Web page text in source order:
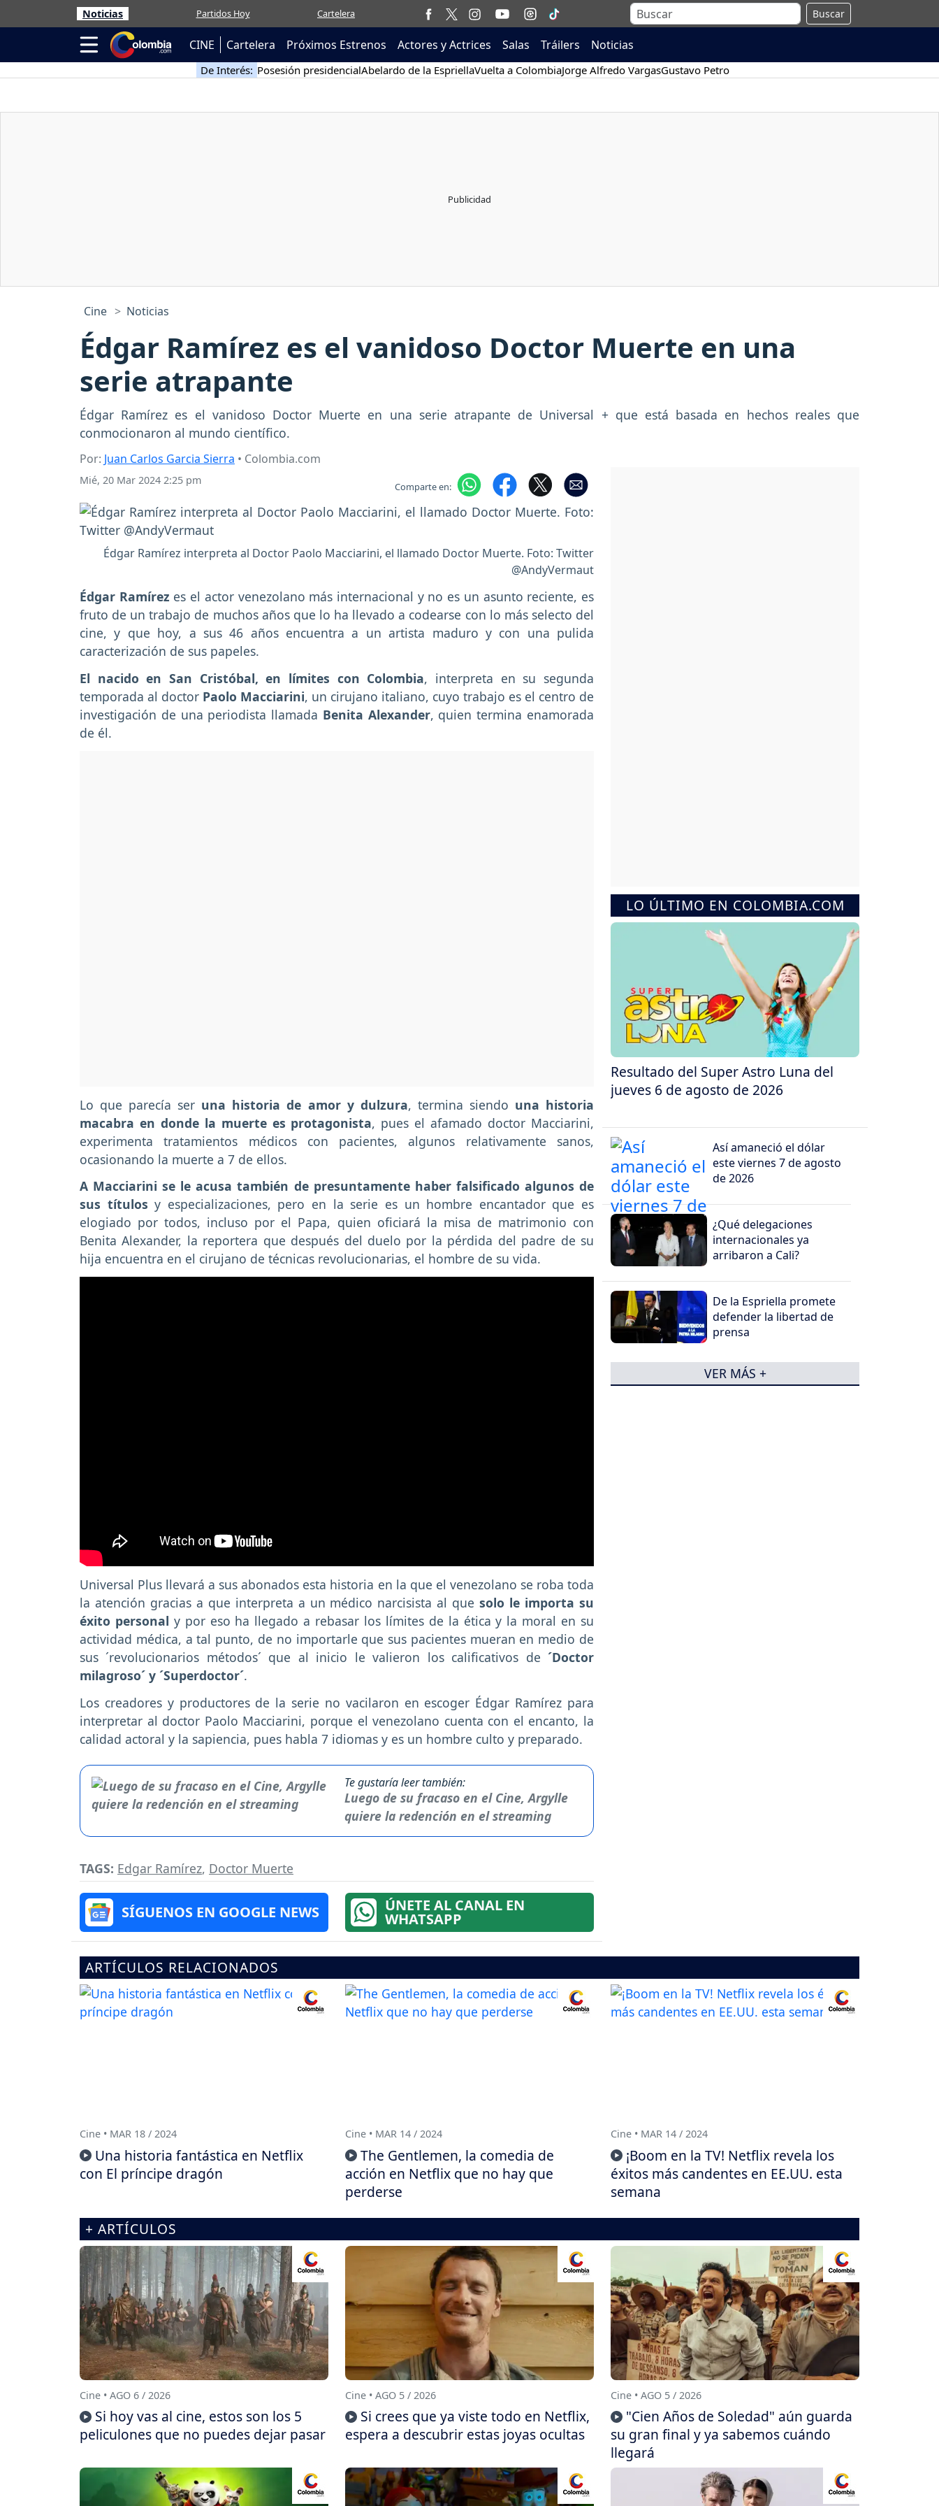
Noticias Partidos Hoy Cartelera Buscar
CINE Cartelera Próximos Estrenos Actores y Actrices Salas Tráilers Noticias
De Interés: Posesión presidencialAbelardo de la EspriellaVuelta a ColombiaJorge Alfredo VargasGustavo Petro
Cine Noticias
Édgar Ramírez es el vanidoso Doctor Muerte en una
serie atrapante
Édgar Ramírez es el vanidoso Doctor Muerte en una serie atrapante de Universal + que está basada en hechos reales que
conmocionaron al mundo científico.
Por: Juan Carlos Garcia Sierra • Colombia.com
Mié, 20 Mar 2024 2:25 pm Comparte en:
Édgar Ramírez interpreta al Doctor Paolo Macciarini, el llamado Doctor Muerte. Foto: Twitter
@AndyVermaut
Édgar Ramírez es el actor venezolano más internacional y no es un asunto reciente, es
fruto de un trabajo de muchos años que lo ha llevado a codearse con lo más selecto del
cine, y que hoy, a sus 46 años encuentra a un artista maduro y con una pulida
caracterización de sus papeles.
El nacido en San Cristóbal, en límites con Colombia, interpreta en su segunda
temporada al doctor Paolo Macciarini, un cirujano italiano, cuyo trabajo es el centro de
investigación de una periodista llamada Benita Alexander, quien termina enamorada
de él.
Lo que parecía ser una historia de amor y dulzura, termina siendo una historia
macabra en donde la muerte es protagonista, pues el afamado doctor Macciarini,
experimenta tratamientos médicos con pacientes, algunos relativamente sanos,
ocasionando la muerte a 7 de ellos.
A Macciarini se le acusa también de presuntamente haber falsificado algunos de
sus títulos y especializaciones, pero en la serie es un hombre encantador que es
elogiado por todos, incluso por el Papa, quien oficiará la misa de matrimonio con
Benita Alexander, la reportera que después del duelo por la pérdida del padre de su
hija encuentra en el cirujano de técnicas revolucionarias, el hombre de su vida.
Universal Plus llevará a sus abonados esta historia en la que el venezolano se roba toda
la atención gracias a que interpreta a un médico narcisista al que solo le importa su
éxito personal y por eso ha llegado a rebasar los límites de la ética y la moral en su
actividad médica, a tal punto, de no importarle que sus pacientes mueran en medio de
sus ´revolucionarios métodos´ que al inicio le valieron los calificativos de ´Doctor
milagroso´ y ´Superdoctor´.
Los creadores y productores de la serie no vacilaron en escoger Édgar Ramírez para
interpretar al doctor Paolo Macciarini, porque el venezolano cuenta con el encanto, la
calidad actoral y la sapiencia, pues habla 7 idiomas y es un hombre culto y preparado.
Te gustaría leer también:
Luego de su fracaso en el Cine, Argylle
quiere la redención en el streaming
TAGS: Edgar Ramírez, Doctor Muerte
SÍGUENOS EN GOOGLE NEWS ÚNETE AL CANAL EN
WHATSAPP
LO ÚLTIMO EN COLOMBIA.COM
Resultado del Super Astro Luna del
jueves 6 de agosto de 2026
Así amaneció el dólar
este viernes 7 de agosto
de 2026
¿Qué delegaciones
internacionales ya
arribaron a Cali?
De la Espriella promete
defender la libertad de
prensa
VER MÁS +
ARTÍCULOS RELACIONADOS
Cine • MAR 18 / 2024
Una historia fantástica en Netflix
con El príncipe dragón
Cine • MAR 14 / 2024
The Gentlemen, la comedia de
acción en Netflix que no hay que
perderse
Cine • MAR 14 / 2024
¡Boom en la TV! Netflix revela los
éxitos más candentes en EE.UU. esta
semana
+ ARTÍCULOS
Cine • AGO 6 / 2026
Si hoy vas al cine, estos son los 5
peliculones que no puedes dejar pasar
Cine • AGO 5 / 2026
Si crees que ya viste todo en Netflix,
espera a descubrir estas joyas ocultas
Cine • AGO 5 / 2026
"Cien Años de Soledad" aún guarda
su gran final y ya sabemos cuándo
llegará